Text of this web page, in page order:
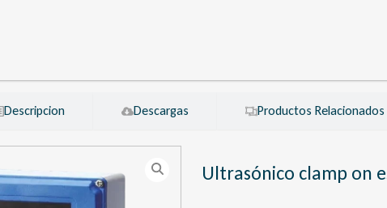
Descripcion Descargas Productos Relacionados
Ultrasónico clamp on